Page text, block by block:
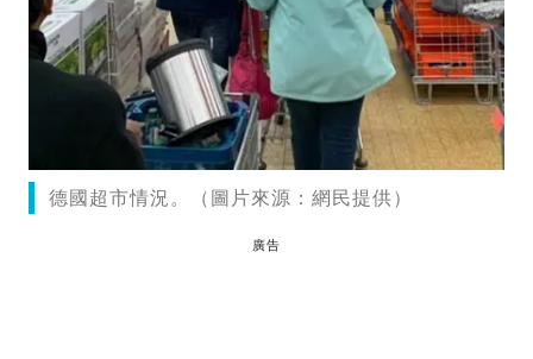
德國超市情況。（圖片來源：網民提供）
廣告